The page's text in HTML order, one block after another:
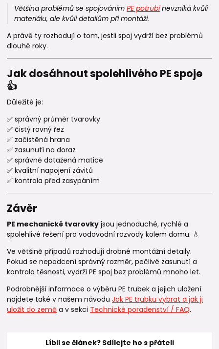
Většina problémů se spojovánímPE potrubínevzniká kvůli
materiálu, ale kvůli detailům při montáži.
A právě ty rozhodují o tom, jestli spoj vydrží bez problémů
dlouhé roky.
Jak dosáhnout spolehlivého PE spoje
👍
Důležité je:
✅ správný průměr tvarovky
✅ čistý rovný řez
✅ začistěná hrana
✅ zasunutí na doraz
✅ správně dotažená matice
✅ kvalitní napojení závitů
✅ kontrola před zasypáním
Závěr
PE mechanické tvarovky jsou jednoduché, rychlé a
spolehlivé řešení pro vodovodní rozvody kolem domu. 💧
Ve většině případů rozhodují drobné montážní detaily.
Pokud se nepodcení správný rozměr, pečlivé zasunutí a
kontrola těsnosti, vydrží PE spoj bez problémů mnoho let.
Podrobnější informace o výběru PE trubek a jejich uložení
najdete také v našem návodu Jak PE trubku vybrat a jak ji
uložit do země a v sekci Technické poradenství / FAQ.
Líbil se článek? Sdílejte ho s přáteli